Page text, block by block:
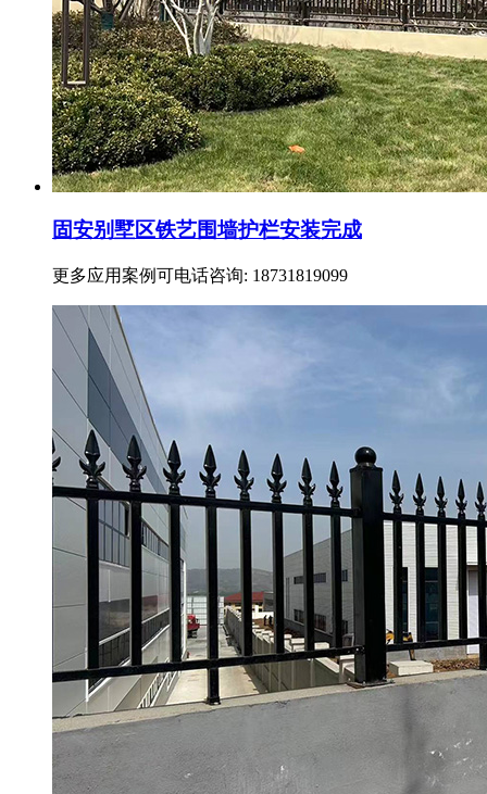
固安别墅区铁艺围墙护栏安装完成
更多应用案例可电话咨询: 18731819099